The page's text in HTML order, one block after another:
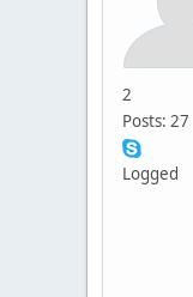
2
Posts: 27
Logged